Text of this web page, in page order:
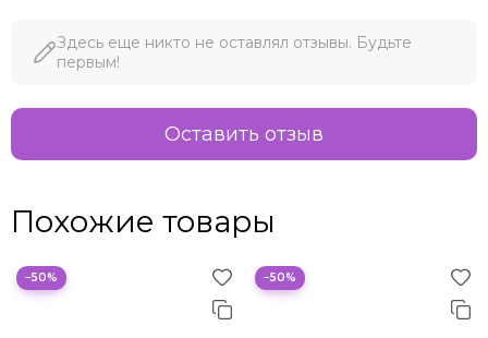
Здесь еще никто не оставлял отзывы. Будьте
первым!
Оставить отзыв
Похожие товары
−50% −50%